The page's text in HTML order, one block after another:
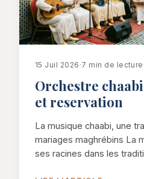
15 Juil 2026 ·7 min de lecture
Orchestre
et reservation
La musique chaabi, une
mariages maghrébins La
ses racines dans les